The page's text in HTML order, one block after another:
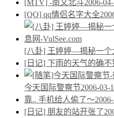
[MTV] -南文北斗2006-
[QQ] qq情侣名字大全
[八卦] 王婷婷—揭秘一个
[日记] 下雨的天气的确不
今天国际警察节2006-03-
靠.. 手机给人偷了～
[日记] 朋友的站开张了